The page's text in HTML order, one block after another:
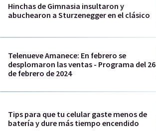
Hinchas de Gimnasia insultaron y
abuchearon a Sturzenegger en el clásico
Telenueve Amanece: En febrero se
desplomaron las ventas - Programa del 26
de febrero de 2024
Tips para que tu celular gaste menos de
batería y dure más tiempo encendido